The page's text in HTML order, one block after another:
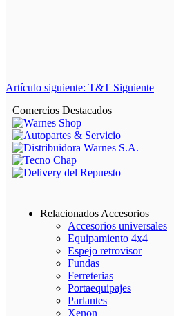
Artículo siguiente: T&T Siguiente
Comercios Destacados
Relacionados Accesorios
Accesorios universales
Equipamiento 4x4
Espejo retrovisor
Fundas
Ferreterias
Portaequipajes
Parlantes
Xenon